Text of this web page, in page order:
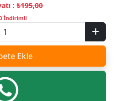
: ₺195,00
İndirimli
Ekle